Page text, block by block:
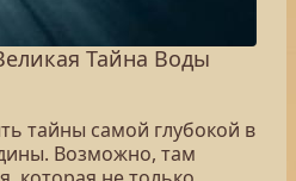
Тайна Воды
тайны самой глубокой в
Возможно, там